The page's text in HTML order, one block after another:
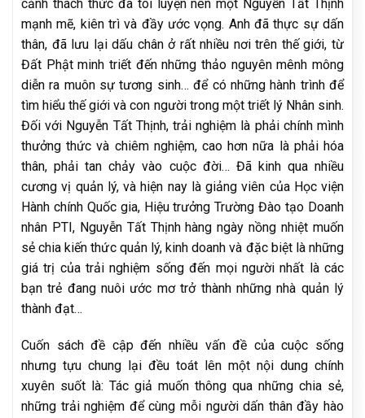
cảnh thách thức đã tôi luyện nên một Nguyễn Tất Thịnh
mạnh mẽ, kiên trì và đầy ước vọng. Anh đã thực sự dấn
thân, đã lưu lại dấu chân ở rất nhiều nơi trên thế giới, từ
Đất Phật minh triết đến những thảo nguyên mênh mông
diễn ra muôn sự tương sinh… để có những hành trình để
tìm hiểu thế giới và con người trong một triết lý Nhân sinh.
Đối với Nguyễn Tất Thịnh, trải nghiệm là phải chính mình
thưởng thức và chiêm nghiệm, cao hơn nữa là phải hóa
thân, phải tan chảy vào cuộc đời… Đã kinh qua nhiều
cương vị quản lý, và hiện nay là giảng viên của Học viện
Hành chính Quốc gia, Hiệu trưởng Trường Đào tạo Doanh
nhân PTI, Nguyễn Tất Thịnh hàng ngày nồng nhiệt muốn
sẻ chia kiến thức quản lý, kinh doanh và đặc biệt là những
giá trị của trải nghiệm sống đến mọi người nhất là các
bạn trẻ đang nuôi ước mơ trở thành những nhà quản lý
thành đạt…
Cuốn sách đề cập đến nhiều vấn đề của cuộc sống
nhưng tựu chung lại đều toát lên một nội dung chính
xuyên suốt là: Tác giả muốn thông qua những chia sẻ,
những trải nghiệm để cùng mỗi người dấn thân đầy hào